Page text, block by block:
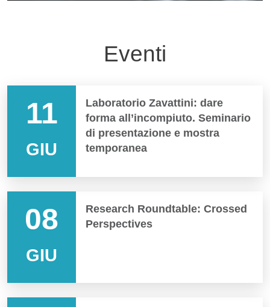
Eventi
11
GIU
Laboratorio Zavattini: dare
forma all’incompiuto. Seminario
di presentazione e mostra
temporanea
08
GIU
Research Roundtable: Crossed
Perspectives